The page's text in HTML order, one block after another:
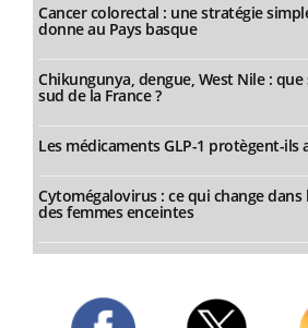
Cancer colorectal : une stratégie
donne au Pays basque
Chikungunya, dengue, West Nile : que
sud de la France ?
Les médicaments GLP-1 protègent-ils
Cytomégalovirus : ce qui change dans
des femmes enceintes